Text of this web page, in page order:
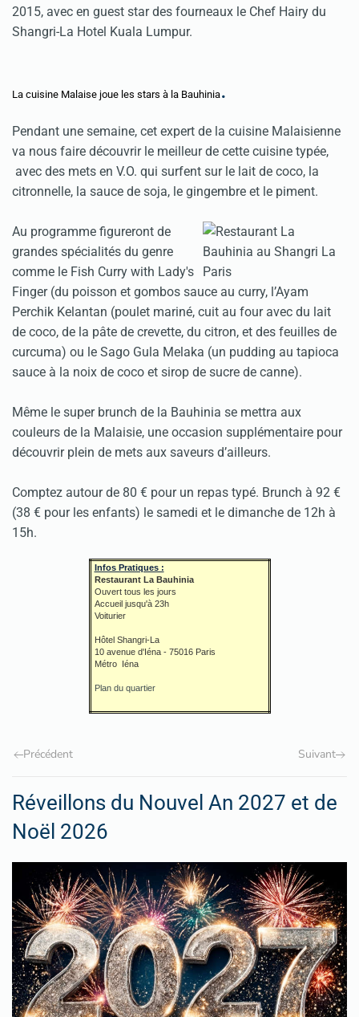
2015, avec en guest star des fourneaux le Chef Hairy du
Shangri-La Hotel Kuala Lumpur.
La cuisine Malaise joue les stars à la Bauhinia.
Pendant une semaine, cet expert de la cuisine Malaisienne
va nous faire découvrir le meilleur de cette cuisine typée,
avec des mets en V.O. qui surfent sur le lait de coco, la
citronnelle, la sauce de soja, le gingembre et le piment.
Au programme figureront de
grandes spécialités du genre
comme le Fish Curry with Lady's
Finger (du poisson et gombos sauce au curry, l’Ayam
Perchik Kelantan (poulet mariné, cuit au four avec du lait
de coco, de la pâte de crevette, du citron, et des feuilles de
curcuma) ou le Sago Gula Melaka (un pudding au tapioca
sauce à la noix de coco et sirop de sucre de canne).
Même le super brunch de la Bauhinia se mettra aux
couleurs de la Malaisie, une occasion supplémentaire pour
découvrir plein de mets aux saveurs d’ailleurs.
Comptez autour de 80 € pour un repas typé. Brunch à 92 €
(38 € pour les enfants) le samedi et le dimanche de 12h à
15h.
Infos Pratiques :
Restaurant La Bauhinia
Ouvert tous les jours
Accueil jusqu'à 23h
Voiturier
Hôtel Shangri-La
10 avenue d'Iéna - 75016 Paris
Métro Iéna
Plan du quartier
Précédent Suivant
Réveillons du Nouvel An 2027 et de
Noël 2026